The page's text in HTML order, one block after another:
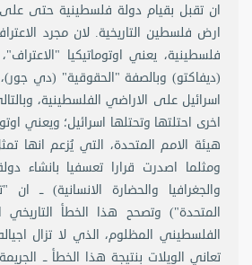
ان تقبل بقيام دولة فلسطينية حتى
ارض فلسطين التاريخية. لان مجرد
فلسطينية، يعني اوتوماتيكيا
(ديفاكتو) وبالصفة "الحقوقية" (دي جور)،
اسرائيل على الاراضي الفلسطينية،
اخرى احتلتها وتحتلها اسرائيل؛ ويعني
هيئة الامم المتحدة، التي يُزعم انها
ومثلما اصدرت قرارا تعسفيا بانشاء
والجغرافيا والحضارة الانسانية) ــ
المتحدة") وتصحح هذا الخطأ
الفلسطيني المظلوم، الذي لا تزال
تعاني الويلات بنتيجة هذا الخطأ ــ